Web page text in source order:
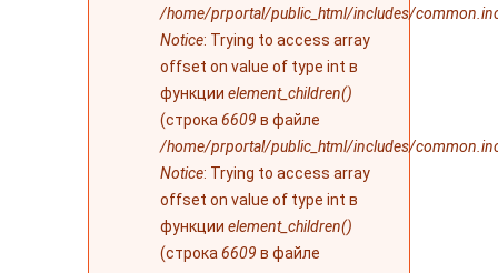
/home/prportal/public_html/includes/
Notice: Trying to access array
offset on value of type int в
функции element_children()
(строка 6609 в файле
/home/prportal/public_html/includes/
Notice: Trying to access array
offset on value of type int в
функции element_children()
(строка 6609 в файле